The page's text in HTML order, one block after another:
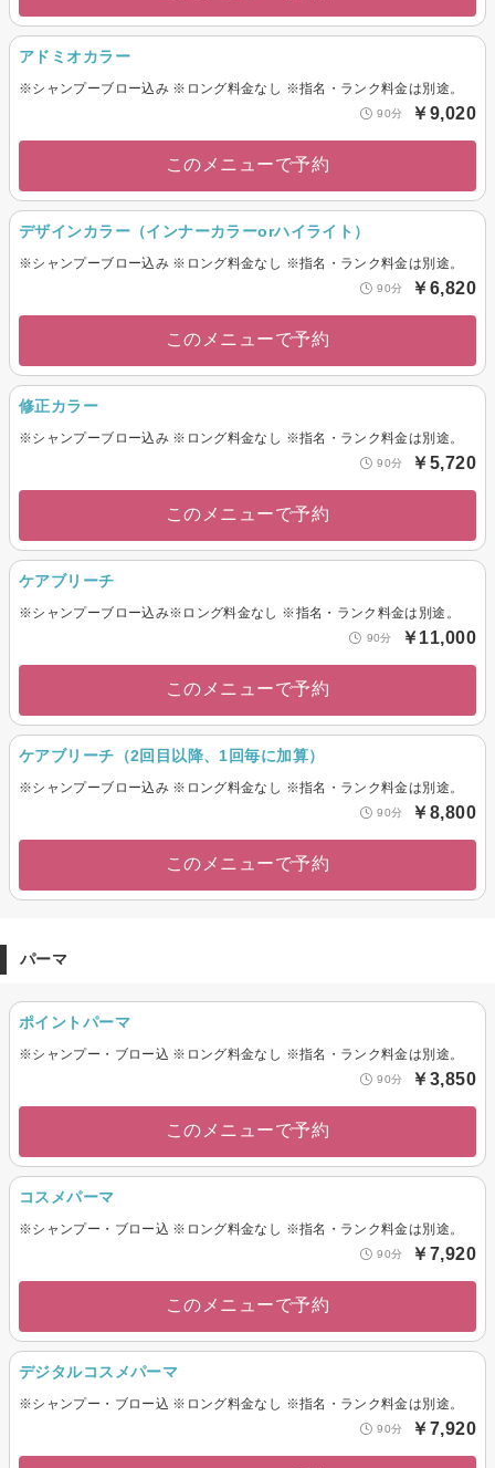
アドミオカラー
※シャンプーブロー込み ※ロング料金なし ※指名・ランク料金は別途。
90分 ￥9,020
このメニューで予約
デザインカラー（インナーカラーorハイライト）
※シャンプーブロー込み ※ロング料金なし ※指名・ランク料金は別途。
90分 ￥6,820
このメニューで予約
修正カラー
※シャンプーブロー込み ※ロング料金なし ※指名・ランク料金は別途。
90分 ￥5,720
このメニューで予約
ケアブリーチ
※シャンプーブロー込み※ロング料金なし ※指名・ランク料金は別途。
90分 ￥11,000
このメニューで予約
ケアブリーチ（2回目以降、1回毎に加算）
※シャンプーブロー込み ※ロング料金なし ※指名・ランク料金は別途。
90分 ￥8,800
このメニューで予約
パーマ
ポイントパーマ
※シャンプー・ブロー込 ※ロング料金なし ※指名・ランク料金は別途。
90分 ￥3,850
このメニューで予約
コスメパーマ
※シャンプー・ブロー込 ※ロング料金なし ※指名・ランク料金は別途。
90分 ￥7,920
このメニューで予約
デジタルコスメパーマ
※シャンプー・ブロー込 ※ロング料金なし ※指名・ランク料金は別途。
90分 ￥7,920